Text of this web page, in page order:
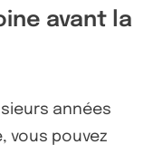
avant la
années
vous pouvez